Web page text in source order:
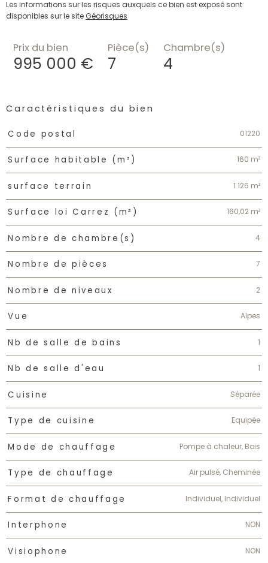
Les informations sur les risques auxquels ce bien est exposé sont
disponibles sur le site Géorisques
Prix du bien
995 000 €
Pièce(s)
7
Chambre(s)
4
Caractéristiques du bien
Caractéristiques Valeurs
Code postal 01220
Surface habitable (m²) 160 m²
surface terrain 1 126 m²
Surface loi Carrez (m²) 160,02 m²
Nombre de chambre(s) 4
Nombre de pièces 7
Nombre de niveaux 2
Vue Alpes
Nb de salle de bains 1
Nb de salle d'eau 1
Cuisine Séparée
Type de cuisine Equipée
Mode de chauffage Pompe à chaleur, Bois
Type de chauffage Air pulsé, Cheminée
Format de chauffage Individuel, Individuel
Interphone NON
Visiophone NON